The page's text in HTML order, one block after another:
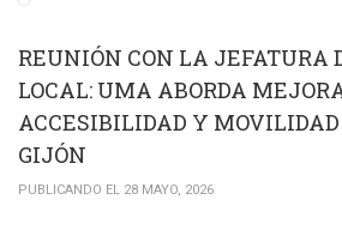
REUNIÓN CON LA JEFATURA
LOCAL: UMA ABORDA
ACCESIBILIDAD Y
GIJÓN
PUBLICANDO EL 28 MAYO, 2026